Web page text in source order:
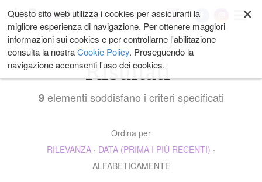
ai
contenuti.
|
Salta
alla
navigazione
My ×
Questo sito web utilizza i cookies per assicurarti la
migliore esperienza di navigazione. Per ottenere maggiori
informazioni sui cookies e per controllarne l'abilitazione
consulta la nostraCookie Policy. Proseguendo la
navigazione acconsenti l'uso dei cookies.
Risultati
9elementi soddisfano i criteri specificati
Ordina per
RILEVANZA · DATA (PRIMA I PIÙ RECENTI) ·
ALFABETICAMENTE